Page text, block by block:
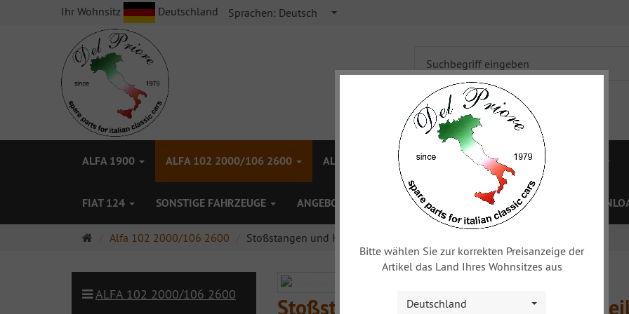
Ihr Wohnsitz Deutschland Sprachen: Deutsch
ALFA 1900 ALFA 102 2000/106 2600 ALFA 750/101 ALFA 105/115 FIAT TOPOLINO
FIAT 124 SONSTIGE FAHRZEUGE ANGEBOTE PREISLISTEN GUTSCHEINE
Startseite
Alfa 102 2000/106 2600 Stoßstangen und Kühlergrill, Chromteile
Stoßstangen und Kühlergrill,
ALFA 102 2000/106 2600
Bitte wählen Sie zur korrekten Preisanzeige der
Artikel das Land Ihres Wohnsitzes aus
Deutschland